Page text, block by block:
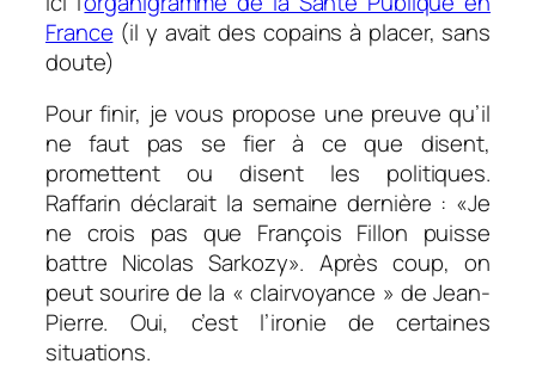
France (il y avait des copains à placer, sans
doute)
Pour finir, je vous propose une preuve qu’il
ne faut pas se fier à ce que disent,
promettent ou disent les politiques.
Raffarin déclarait la semaine dernière : «Je
ne crois pas que François Fillon puisse
battre Nicolas Sarkozy». Après coup, on
peut sourire de la « clairvoyance » de Jean-
Pierre. Oui, c’est l’ironie de certaines
situations.